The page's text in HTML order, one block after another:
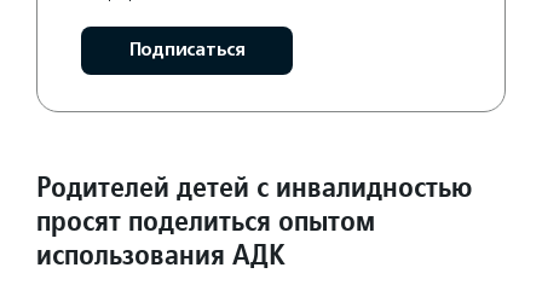
Подписаться
Родителей детей с инвалидностью
просят поделиться опытом
использования АДК